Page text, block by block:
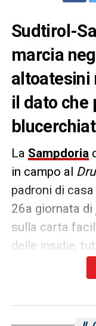
Sudtirol-
marcia
altoatesini
il dato che
La Sampdoria
in campo al
padroni di casa
26a giornata di
sulla carta
delle insidie,
favorire i
degli